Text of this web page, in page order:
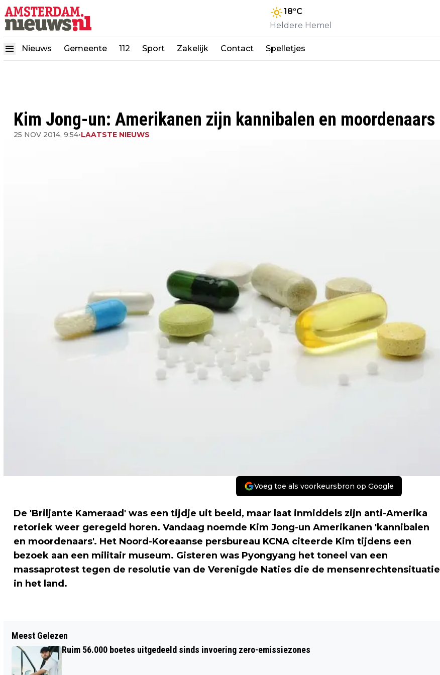
18°C
Heldere Hemel
Nieuws Gemeente 112 Sport Zakelijk Contact Spelletjes
Kim Jong-un: Amerikanen zijn kannibalen en moordenaars
25 NOV 2014, 9:54•LAATSTE NIEUWS
Voeg toe als voorkeursbron op Google
De 'Briljante Kameraad' was een tijdje uit beeld, maar laat inmiddels zijn anti-Amerika
retoriek weer geregeld horen. Vandaag noemde Kim Jong-un Amerikanen 'kannibalen
en moordenaars'. Het Noord-Koreaanse persbureau KCNA citeerde Kim tijdens een
bezoek aan een militair museum. Gisteren was Pyongyang het toneel van een
massaprotest tegen de resolutie van de Verenigde Naties die de mensenrechtensituatie
in het land.
IN HALFJAAR 110 AANHOUDINGEN OM
MENSENSMOKKEL
KANNIBALEN EN MOORDENAARS
Meest Gelezen
Ruim 56.000 boetes uitgedeeld sinds invoering zero-emissiezones